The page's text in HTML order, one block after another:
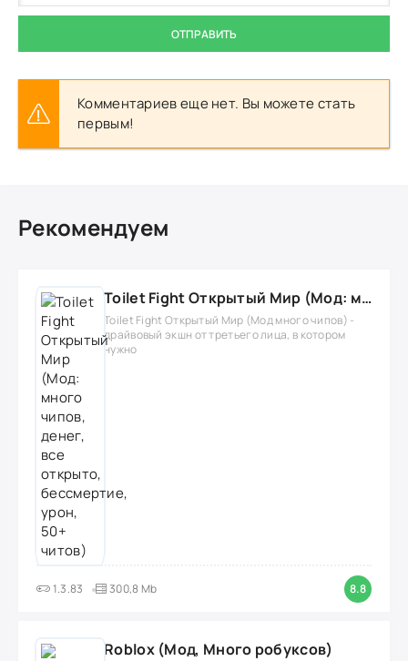
ОТПРАВИТЬ
Комментариев еще нет. Вы можете стать
первым!
Рекомендуем
Toilet Fight Открытый Мир (Мод: много чипов, денег, все открыто, бессмертие, урон, 50+ читов)
Toilet Fight Открытый Мир (Мод много чипов) -
драйвовый экшн от третьего лица, в котором
нужно
1.3.83 300,8 Mb 8.8
Roblox (Мод, Много робуксов)